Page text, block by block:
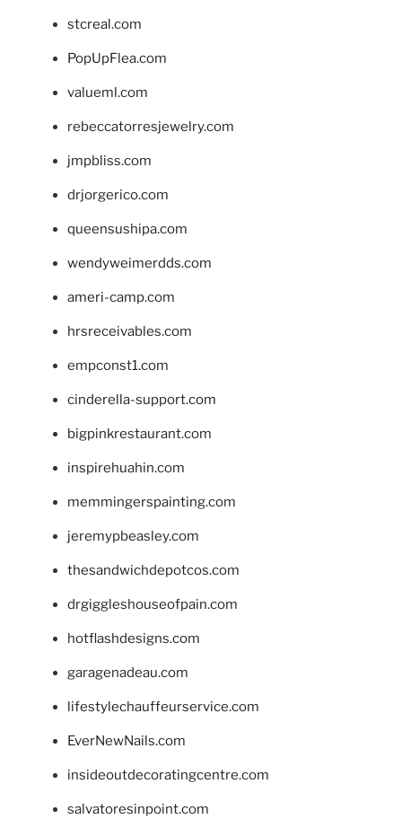
stcreal.com
PopUpFlea.com
valueml.com
rebeccatorresjewelry.com
jmpbliss.com
drjorgerico.com
queensushipa.com
wendyweimerdds.com
ameri-camp.com
hrsreceivables.com
empconst1.com
cinderella-support.com
bigpinkrestaurant.com
inspirehuahin.com
memmingerspainting.com
jeremypbeasley.com
thesandwichdepotcos.com
drgiggleshouseofpain.com
hotflashdesigns.com
garagenadeau.com
lifestylechauffeurservice.com
EverNewNails.com
insideoutdecoratingcentre.com
salvatoresinpoint.com